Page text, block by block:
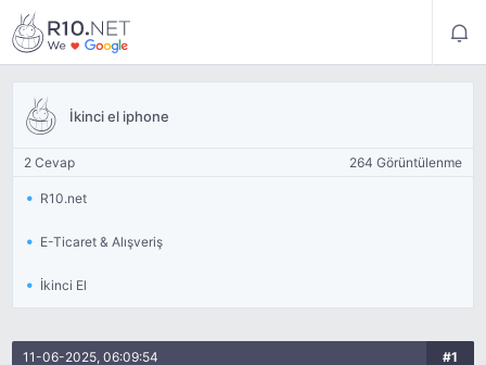
İkinci el iphone
2 Cevap 264 Görüntülenme
R10.net
E-Ticaret & Alışveriş
İkinci El
11-06-2025, 06:09:54 #1